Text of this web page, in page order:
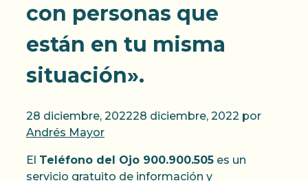
con personas que
están en tu misma
situación».
28 diciembre, 202228 diciembre, 2022 por
Andrés Mayor
El Teléfono del Ojo 900.900.505 es un
servicio gratuito de información y